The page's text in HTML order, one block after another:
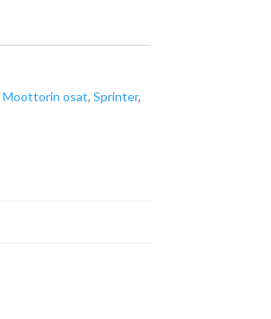
Moottorin osat, Sprinter,